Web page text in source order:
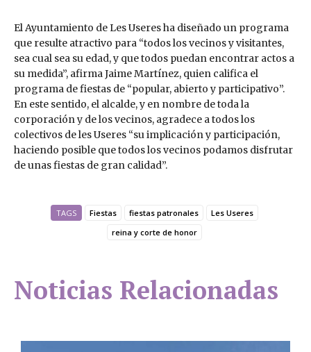
El Ayuntamiento de Les Useres ha diseñado un programa
que resulte atractivo para “todos los vecinos y visitantes,
sea cual sea su edad, y que todos puedan encontrar actos a
su medida”, afirma Jaime Martínez, quien califica el
programa de fiestas de “popular, abierto y participativo”.
En este sentido, el alcalde, y en nombre de toda la
corporación y de los vecinos, agradece a todos los
colectivos de les Useres “su implicación y participación,
haciendo posible que todos los vecinos podamos disfrutar
de unas fiestas de gran calidad”.
TAGS Fiestas fiestas patronales
Les Useres
reina y corte de honor
Noticias Relacionadas